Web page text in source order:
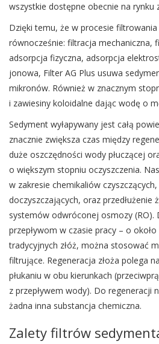
wszystkie dostępne obecnie na rynku
Dzięki temu, że w procesie filtrowania
równocześnie: filtracja mechaniczna,
adsorpcja fizyczna, adsorpcja
jonowa, Filter AG Plus usuwa
mikronów. Również w znacznym
i zawiesiny koloidalne dając wodę o
Sedyment wyłapywany jest całą
znacznie zwiększa czas między
duże oszczędności wody płuczącej
o większym stopniu oczyszczenia.
w zakresie chemikaliów czyszczących,
doczyszczających, oraz przedłużenie
systemów odwróconej osmozy (RO).
przepływom w czasie pracy – o
tradycyjnych złóż, można stosować
filtrujące. Regeneracja złoża polega
płukaniu w obu kierunkach
z przepływem wody). Do regeneracji
żadna inna substancja chemiczna.
Zalety filtrów